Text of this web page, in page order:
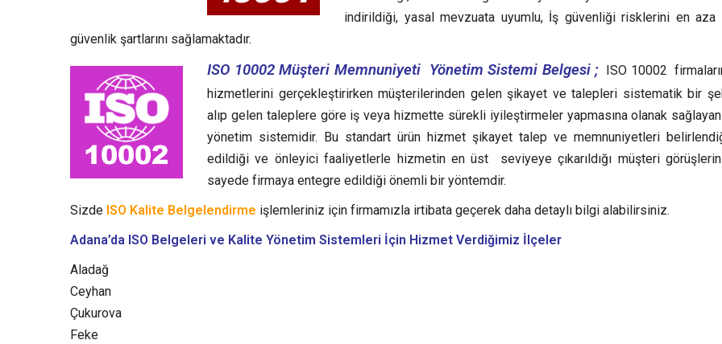
indirildiği, yasal mevzuata uyumlu, İş güvenliği risklerini en aza
güvenlik şartlarını sağlamaktadır.
ISO 10002 Müşteri Memnuniyeti Yönetim Sistemi Belgesi ; ISO 10002
hizmetlerini gerçekleştirirken müşterilerinden gelen şikayet ve talepleri sistematik bir
alıp gelen taleplere göre iş veya hizmette sürekli iyileştirmeler yapmasına olanak
yönetim sistemidir. Bu standart ürün hizmet şikayet talep ve memnuniyetleri
edildiği ve önleyici faaliyetlerle hizmetin en üst seviyeye çıkarıldığı müşteri
sayede firmaya entegre edildiği önemli bir yöntemdir.
Sizde ISO Kalite Belgelendirme işlemleriniz için firmamızla irtibata geçerek daha detaylı bilgi alabilirsiniz.
Adana’da ISO Belgeleri ve Kalite Yönetim Sistemleri İçin Hizmet Verdiğimiz İlçeler
Aladağ
Ceyhan
Çukurova
Feke